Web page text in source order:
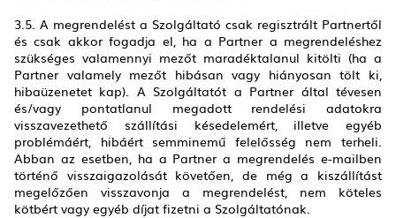
3.5. A megrendelést a Szolgáltató csak regisztrált Partnertől
és csak akkor fogadja el, ha a Partner a megrendeléshez
szükséges valamennyi mezőt maradéktalanul kitölti (ha a
Partner valamely mezőt hibásan vagy hiányosan tölt ki,
hibaüzenetet kap). A Szolgáltatót a Partner által tévesen
és/vagy pontatlanul megadott rendelési adatokra
visszavezethető szállítási késedelemért, illetve egyéb
problémáért, hibáért semminemű felelősség nem terheli.
Abban az esetben, ha a Partner a megrendelés e-mailben
történő visszaigazolását követően, de még a kiszállítást
megelőzően visszavonja a megrendelést, nem köteles
kötbért vagy egyéb díjat fizetni a Szolgáltatónak.